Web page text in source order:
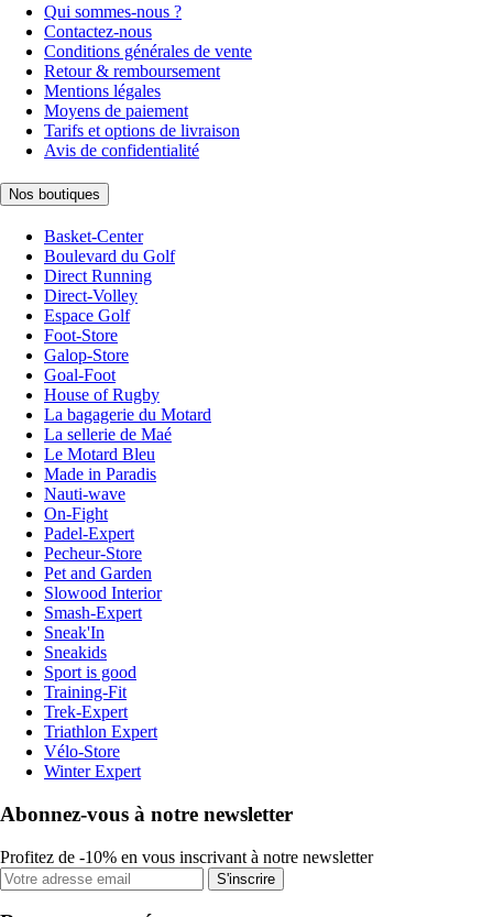
Qui sommes-nous ?
Contactez-nous
Conditions générales de vente
Retour & remboursement
Mentions légales
Moyens de paiement
Tarifs et options de livraison
Avis de confidentialité
Nos boutiques
Basket-Center
Boulevard du Golf
Direct Running
Direct-Volley
Espace Golf
Foot-Store
Galop-Store
Goal-Foot
House of Rugby
La bagagerie du Motard
La sellerie de Maé
Le Motard Bleu
Made in Paradis
Nauti-wave
On-Fight
Padel-Expert
Pecheur-Store
Pet and Garden
Slowood Interior
Smash-Expert
Sneak'In
Sneakids
Sport is good
Training-Fit
Trek-Expert
Triathlon Expert
Vélo-Store
Winter Expert
Abonnez-vous à notre newsletter
Profitez de -10% en vous inscrivant à notre newsletter
S'inscrire